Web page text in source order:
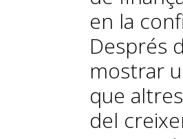
en la
Després
mostrar
que
del